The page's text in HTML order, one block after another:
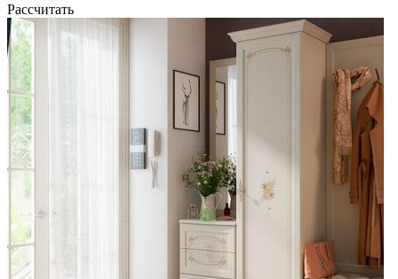
Рассчитать